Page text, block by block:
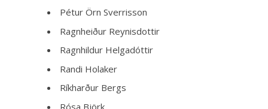
Pétur Örn Sverrisson
Ragnheiður Reynisdottir
Ragnhildur Helgadóttir
Randi Holaker
Ríkharður Bergs
Rósa Björk